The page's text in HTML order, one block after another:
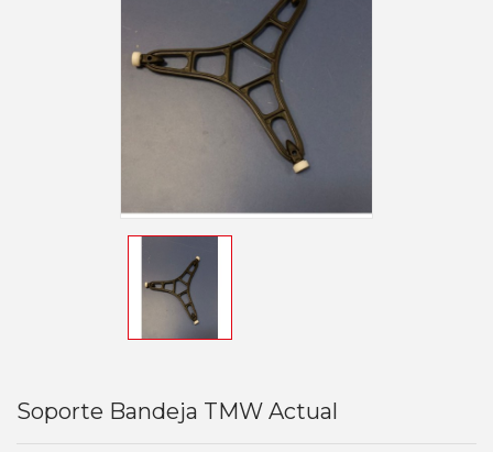
Soporte Bandeja TMW Actual